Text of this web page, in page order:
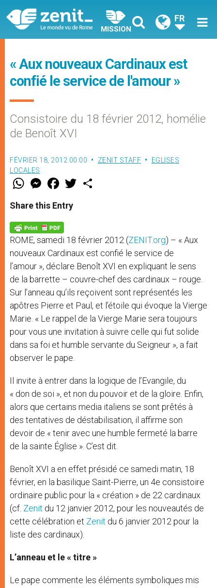
MISSION
FR
« Aux nouveaux Cardinaux est
confié le service de l'amour »
Consistoire du 18 février 2012, homélie
de Benoît XVI
FÉVRIER 18, 2012 00:00 ZENIT STAFF
EGLISES
LOCALES
W
t
s
p
p
M
e
s
e
g
e
r
F
a
e
b
o
k
w
Share this Entry
ROME, samedi 18 février 2012 (ZENIT.org) – « Aux
nouveaux Cardinaux est confié le service de
l’amour », déclare Benoît XVI en expliquant le sens
de la barrette – couvre-chef des cardinaux – rouge.
Sur l’anneau qu’ils reçoivent sont représentés les
apôtres Pierre et Paul, et l’étoile qui évoque la Vierge
Marie. « Le rappel de la Vierge Marie sera toujours
pour vous une invitation à suivre celle qui fut solide
dans sa foi et humble servante du Seigneur », a fait
observer le pape.
Il invite à entrer dans la logique de l’Evangile, du
« don de soi », et non du pouvoir et de la gloire. Enfin,
alors que certains media italiens se sont prêtés à
des tentatives de déstabilisation, il affirme son
devoir de « tenir avec une humble fermeté la barre
de la sainte Église ». C’est dit.
Benoît XVI a en effet présidé ce samedi matin, 18
février, en la basilique Saint-Pierre, un 4e consistoire
ordinaire public pour la « création » de 22 cardinaux
(cf. Zenit du 12 janvier 2012, pour les nouveautés de
cette célébration et Zenit du 6 janvier 2012 pour la
liste des cardinaux).
L’anneau et le « titre »
Le pape commente les éléments symboliques mis